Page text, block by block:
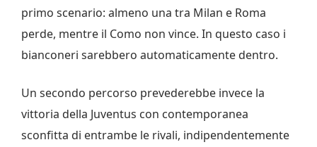
primo scenario: almeno una tra Milan e Roma
perde, mentre il Como non vince. In questo caso i
bianconeri sarebbero automaticamente dentro.
Un secondo percorso prevederebbe invece la
vittoria della Juventus con contemporanea
sconfitta di entrambe le rivali, indipendentemente